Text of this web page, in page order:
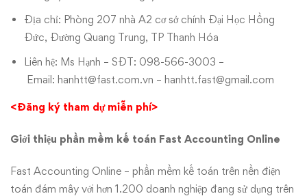
Địa chỉ: Phòng 207 nhà A2 cơ sở chính Đại Học Hồng
Đức, Đường Quang Trung, TP Thanh Hóa
Liên hệ: Ms Hạnh – SĐT: 098-566-3003 –
Email: hanhtt@fast.com.vn – hanhtt.fast@gmail.com
<Đăng ký tham dự miễn phí>
Giới thiệu phần mềm kế toán Fast Accounting Online
Fast Accounting Online – phần mềm kế toán trên nền điện
toán đám mây với hơn 1.200 doanh nghiệp đang sử dụng trên